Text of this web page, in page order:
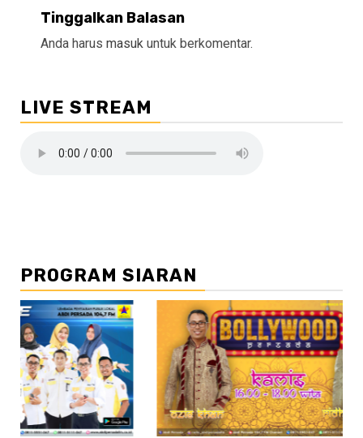
Tinggalkan Balasan
Anda harus masuk untuk berkomentar.
LIVE STREAM
PROGRAM SIARAN
//2 //3